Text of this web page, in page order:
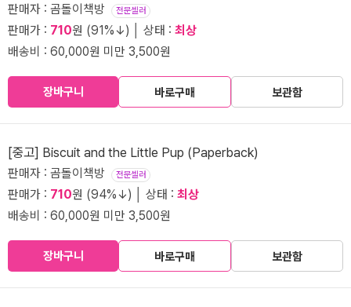
판매자 : 곰돌이책방 전문셀러
판매가 : 710원 (91%↓) │ 상태 : 최상
배송비 : 60,000원 미만 3,500원
장바구니 바로구매 보관함
[중고] Biscuit and the Little Pup (Paperback)
판매자 : 곰돌이책방 전문셀러
판매가 : 710원 (94%↓) │ 상태 : 최상
배송비 : 60,000원 미만 3,500원
장바구니 바로구매 보관함